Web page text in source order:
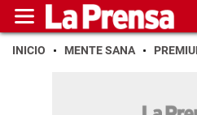
INICIO MENTE SANA